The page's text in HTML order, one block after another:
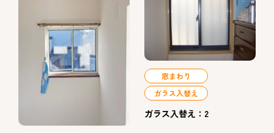
窓まわり
ガラス入替え
ガラス入替え：2